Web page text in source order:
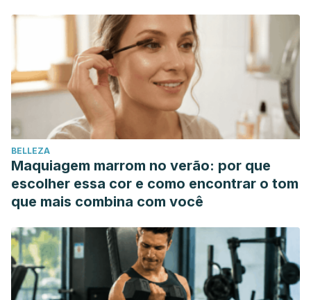
BELLEZA
Maquiagem marrom no verão: por que
escolher essa cor e como encontrar o tom
que mais combina com você